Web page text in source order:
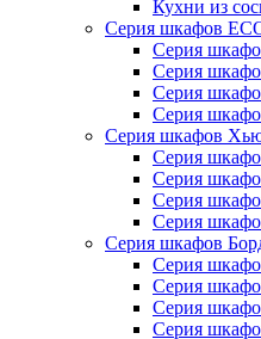
Кухни из
Серия шкафов
Серия
Серия
Серия
Серия
Серия шкафов
Серия
Серия
Серия
Серия
Серия шкафов
Серия
Серия
Серия
Серия